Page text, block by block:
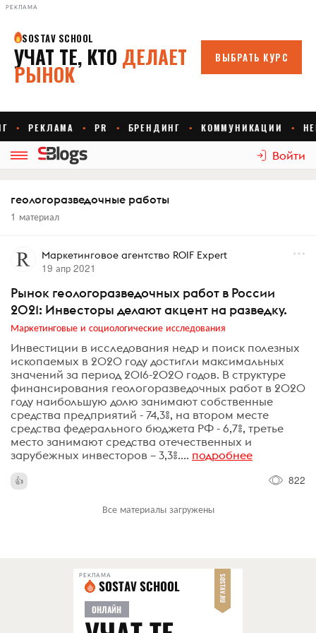
РЕКЛАМА
Войти
геологоразведочные работы
1 материал
Маркетинговое агентство ROIF Expert
19 апр 2021
Рынок геологоразведочных работ в России
2021: Инвесторы делают акцент на разведку.
Маркетинговые и социологические исследования
Инвестиции в исследования недр и поиск полезных
ископаемых в 2020 году достигли максимальных
значений за период 2016-2020 годов. В структуре
финансирования геологоразведочных работ в 2020
году наибольшую долю занимают собственные
средства предприятий - 74,3%, на втором месте
средства федерального бюджета РФ - 6,7%, третье
место занимают средства отечественных и
зарубежных инвесторов – 3,3%.... подробнее
822
Все материалы загружены
РЕКЛАМА